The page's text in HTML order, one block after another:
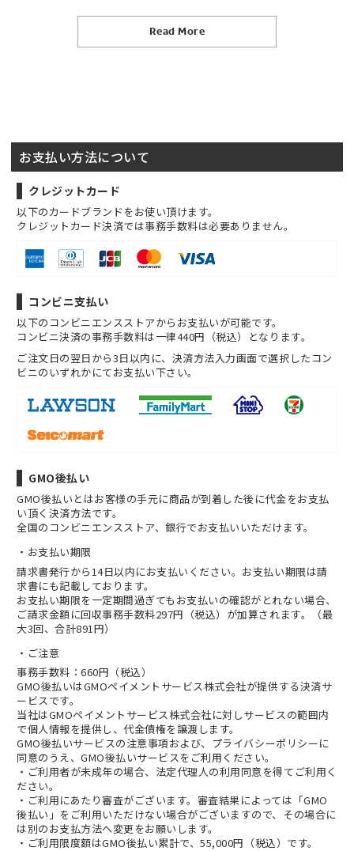
Read More
お支払い方法について
クレジットカード
以下のカードブランドをお使い頂けます。
クレジットカード決済では事務手数料は必要ありません。
コンビニ支払い
以下のコンビニエンスストアからお支払いが可能です。
コンビニ決済の事務手数料は一律440円（税込）となります。
ご注文日の翌日から3日以内に、決済方法入力画面で選択したコン
ビニのいずれかにてお支払い下さい。
GMO後払い
GMO後払いとはお客様の手元に商品が到着した後に代金をお支払
い頂く決済方法です。
全国のコンビニエンスストア、銀行でお支払いいただけます。
お支払い期限
請求書発行から14日以内にお支払いください。お支払い期限は請
求書にも記載しております。
お支払い期限を一定期間過ぎてもお支払いの確認がとれない場合、
ご請求金額に回収事務手数料297円（税込）が加算されます。（最
大3回、合計891円）
ご注意
事務手数料：660円（税込）
GMO後払いはGMOペイメントサービス株式会社が提供する決済サ
ービスです。
当社はGMOペイメントサービス株式会社に対しサービスの範囲内
で個人情報を提供し、代金債権を譲渡します。
GMO後払いサービスの注意事項および、 プライバシーポリシーに
同意のうえ、GMO後払いサービスをご利用ください。
・ご利用者が未成年の場合、法定代理人の利用同意を得てご利用く
ださい。
・ご利用にあたり審査がございます。審査結果によっては「GMO
後払い」をご利用いただけない場合がございますので、その場合に
は別のお支払方法へ変更をお願いします。
・ご利用限度額はGMO後払い累計で、55,000円（税込）です。